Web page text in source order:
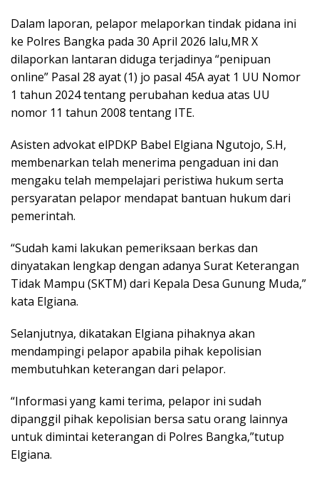
Dalam laporan, pelapor melaporkan tindak pidana ini
ke Polres Bangka pada 30 April 2026 lalu,MR X
dilaporkan lantaran diduga terjadinya “penipuan
online” Pasal 28 ayat (1) jo pasal 45A ayat 1 UU Nomor
1 tahun 2024 tentang perubahan kedua atas UU
nomor 11 tahun 2008 tentang ITE.
Asisten advokat elPDKP Babel Elgiana Ngutojo, S.H,
membenarkan telah menerima pengaduan ini dan
mengaku telah mempelajari peristiwa hukum serta
persyaratan pelapor mendapat bantuan hukum dari
pemerintah.
“Sudah kami lakukan pemeriksaan berkas dan
dinyatakan lengkap dengan adanya Surat Keterangan
Tidak Mampu (SKTM) dari Kepala Desa Gunung Muda,”
kata Elgiana.
Selanjutnya, dikatakan Elgiana pihaknya akan
mendampingi pelapor apabila pihak kepolisian
membutuhkan keterangan dari pelapor.
“Informasi yang kami terima, pelapor ini sudah
dipanggil pihak kepolisian bersa satu orang lainnya
untuk dimintai keterangan di Polres Bangka,”tutup
Elgiana.